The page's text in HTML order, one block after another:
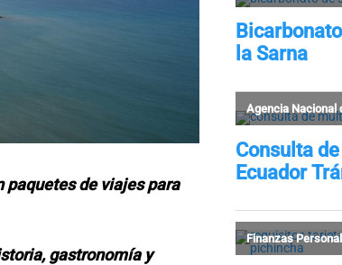
de viajes para
gastronomía y